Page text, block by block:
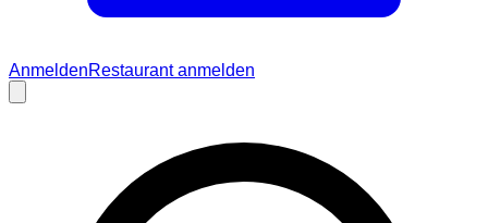
AnmeldenRestaurant anmelden